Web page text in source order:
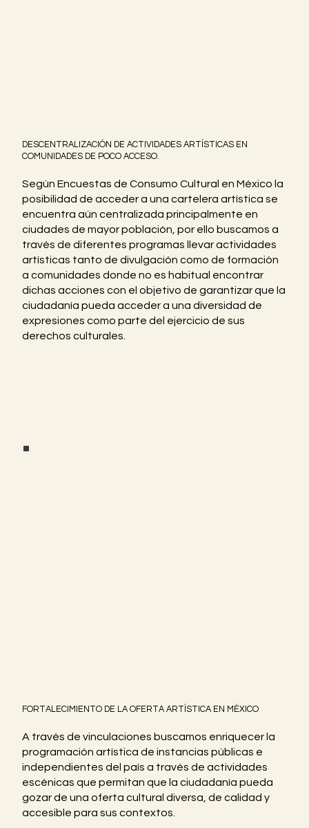
DESCENTRALIZACIÓN DE ACTIVIDADES ARTÍSTICAS EN
COMUNIDADES DE POCO ACCESO.
Según Encuestas de Consumo Cultural en México la
posibilidad de acceder a una cartelera artística se
encuentra aún centralizada principalmente en
ciudades de mayor población, por ello buscamos a
través de diferentes programas llevar actividades
artísticas tanto de divulgación como de formación
a comunidades donde no es habitual encontrar
dichas acciones con el objetivo de garantizar que la
ciudadanía pueda acceder a una diversidad de
expresiones como parte del ejercicio de sus
derechos culturales.
FORTALECIMIENTO DE LA OFERTA ARTÍSTICA EN MÉXICO
A través de vinculaciones buscamos enriquecer la
programación artística de instancias públicas e
independientes del país a través de actividades
escénicas que permitan que la ciudadanía pueda
gozar de una oferta cultural diversa, de calidad y
accesible para sus contextos.